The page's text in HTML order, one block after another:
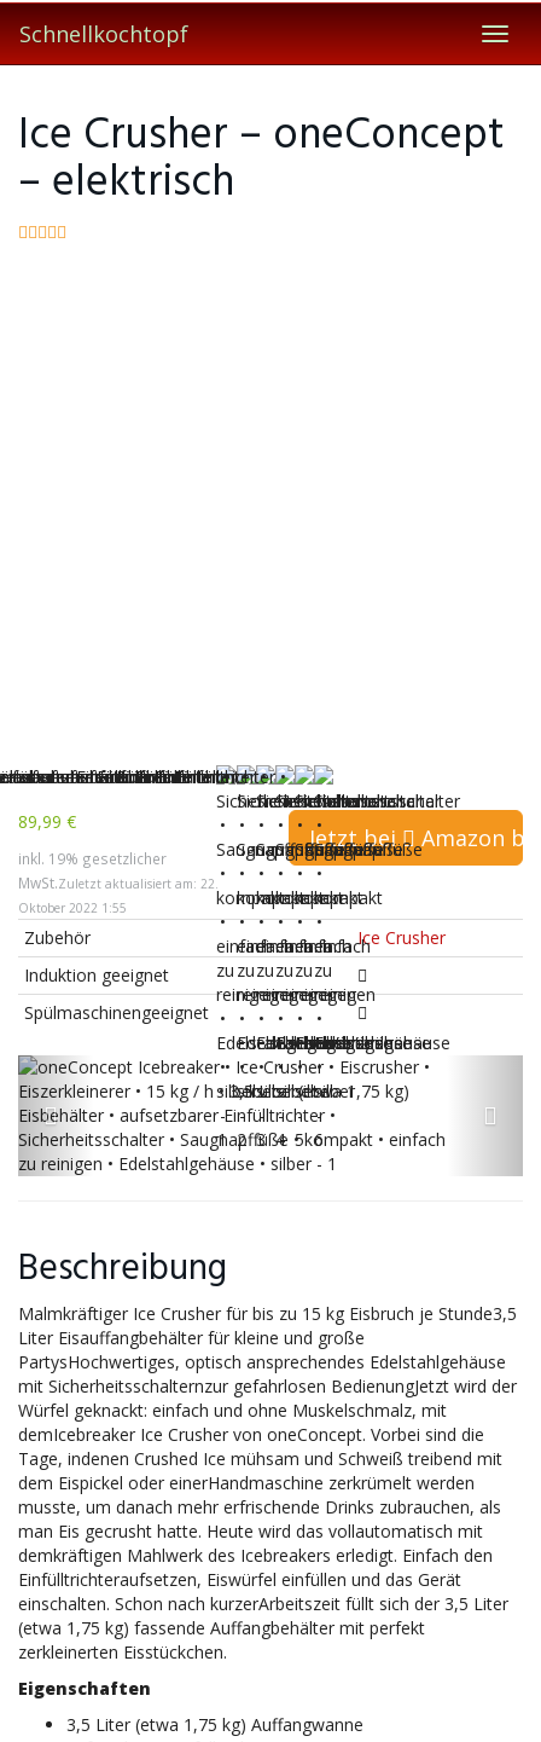
Skip
to
main
Schnellkochtopf
Ice Crusher – oneConcept
– elektrisch
89,99 €
inkl. 19% gesetzlicher
MwSt.Zuletzt aktualisiert am: 22.
Oktober 2022 1:55
Jetzt bei Amazon
Zubehör
Ice Crusher
Induktion geeignet
Spülmaschinengeeignet
Beschreibung
Malmkräftiger Ice Crusher für bis zu 15 kg Eisbruch je Stunde3,5
Liter Eisauffangbehälter für kleine und große
PartysHochwertiges, optisch ansprechendes Edelstahlgehäuse
mit Sicherheitsschalternzur gefahrlosen BedienungJetzt wird der
Würfel geknackt: einfach und ohne Muskelschmalz, mit
demIcebreaker Ice Crusher von oneConcept. Vorbei sind die
Tage, indenen Crushed Ice mühsam und Schweiß treibend mit
dem Eispickel oder einerHandmaschine zerkrümelt werden
musste, um danach mehr erfrischende Drinks zubrauchen, als
man Eis gecrusht hatte. Heute wird das vollautomatisch mit
demkräftigen Mahlwerk des Icebreakers erledigt. Einfach den
Einfülltrichteraufsetzen, Eiswürfel einfüllen und das Gerät
einschalten. Schon nach kurzerArbeitszeit füllt sich der 3,5 Liter
(etwa 1,75 kg) fassende Auffangbehälter mit perfekt
zerkleinerten Eisstückchen.
Eigenschaften
3,5 Liter (etwa 1,75 kg) Auffangwanne